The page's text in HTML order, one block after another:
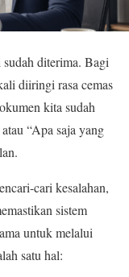
diterima. Bagi
diiringi rasa cemas
kita sudah
“Apa saja yang
cari kesalahan,
sistem
untuk melalui
satu hal: